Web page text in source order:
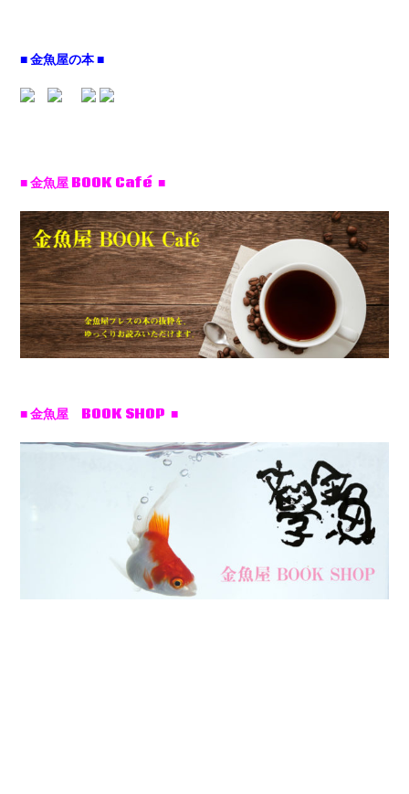
■ 金魚屋の本 ■
■ 金魚屋 BOOK Café ■
■ 金魚屋 BOOK SHOP ■